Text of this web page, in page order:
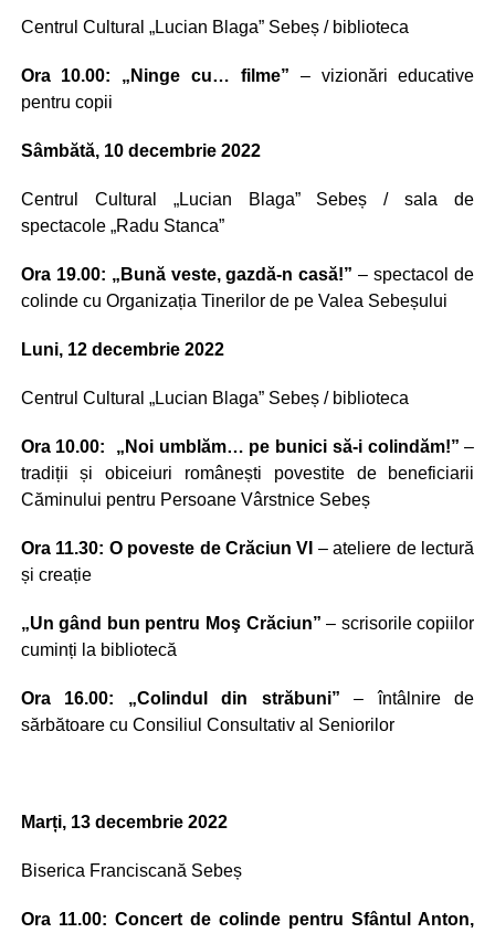
Centrul Cultural „Lucian Blaga” Sebeș / biblioteca
Ora 10.00: „Ninge cu… filme” – vizionări educative
pentru copii
Sâmbătă, 10 decembrie 2022
Centrul Cultural „Lucian Blaga” Sebeș / sala de
spectacole „Radu Stanca”
Ora 19.00: „Bună veste, gazdă-n casă!”– spectacol de
colinde cu Organizația Tinerilor de pe Valea Sebeșului
Luni, 12 decembrie 2022
Centrul Cultural „Lucian Blaga” Sebeș / biblioteca
Ora 10.00: „Noi umblăm… pe bunici să-i colindăm!” –
tradiții și obiceiuri românești povestite de beneficiarii
Căminului pentru Persoane Vârstnice Sebeș
Ora 11.30: O poveste de Crăciun VI – ateliere de lectură
și creație
„Un gând bun pentru Moş Crăciun” – scrisorile copiilor
cuminți la bibliotecă
Ora 16.00: „Colindul din străbuni”– întâlnire de
sărbătoare cu Consiliul Consultativ al Seniorilor
Marți, 13 decembrie 2022
Biserica Franciscană Sebeș
Ora 11.00: Concert de colinde pentru Sfântul Anton,